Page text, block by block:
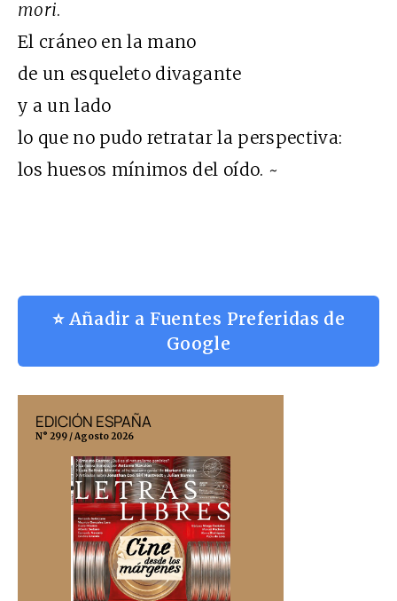
mori.
El cráneo en la mano
de un esqueleto divagante
y a un lado
lo que no pudo retratar la perspectiva:
los huesos mínimos del oído. ~
⭐ Añadir a Fuentes Preferidas de
Google
EDICIÓN ESPAÑA
N° 299 / Agosto 2026